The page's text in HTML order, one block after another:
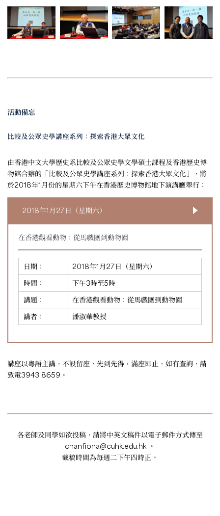
活動備忘
比較及公眾史學講座系列：探索香港大眾文化
由香港中文大學歷史系比較及公眾史學文學碩士課程及香港歷史博
物館合辦的「比較及公眾史學講座系列：探索香港大眾文化」，將
於2018年1月份的星期六下午在香港歷史博物館地下演講廳舉行：
2018年1月27日（星期六）
在香港觀看動物：從馬戲團到動物園
日期：
2018年1月27日（星期六）
時間：
下午3時至5時
講題：
在香港觀看動物：從馬戲團到動物園
講者：
潘淑華教授
講座以粵語主講。不設留座，先到先得，滿座即止。如有查詢，請
致電3943 8659。
各老師及同學如欲投稿，請將中英文稿件以電子郵件方式傳至
chanfiona@cuhk.edu.hk 。
截稿時間為每週二下午四時正。